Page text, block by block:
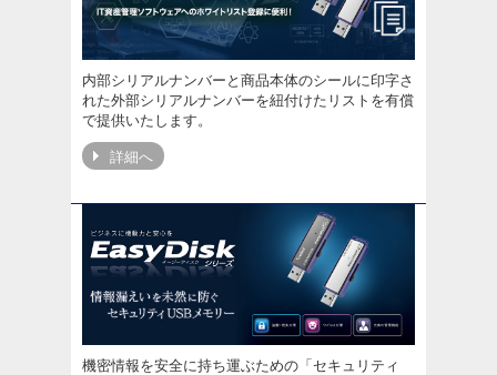
内部シリアルナンバーと商品本体のシールに印字さ
れた外部シリアルナンバーを紐付けたリストを有償
で提供いたします。
詳細へ
機密情報を安全に持ち運ぶための「セキュリティ